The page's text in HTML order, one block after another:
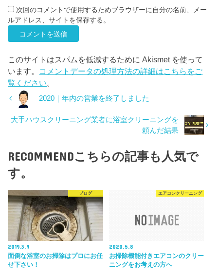
次回のコメントで使用するためブラウザーに自分の名前、メー
ルアドレス、サイトを保存する。
このサイトはスパムを低減するために Akismet を使って
います。 コメントデータの処理方法の詳細はこちらをご
覧ください。
2020｜年内の営業を終了しました
大手ハウスクリーニング業者に浴室クリーニングを
頼んだ結果
RECOMMENDこちらの記事も人気で
す。
ブログ
2019.3.9
面倒な浴室のお掃除はプロにお任
せ下さい！
エアコンクリーニング
2020.5.8
お掃除機能付きエアコンのクリー
ニングをお考えの方へ